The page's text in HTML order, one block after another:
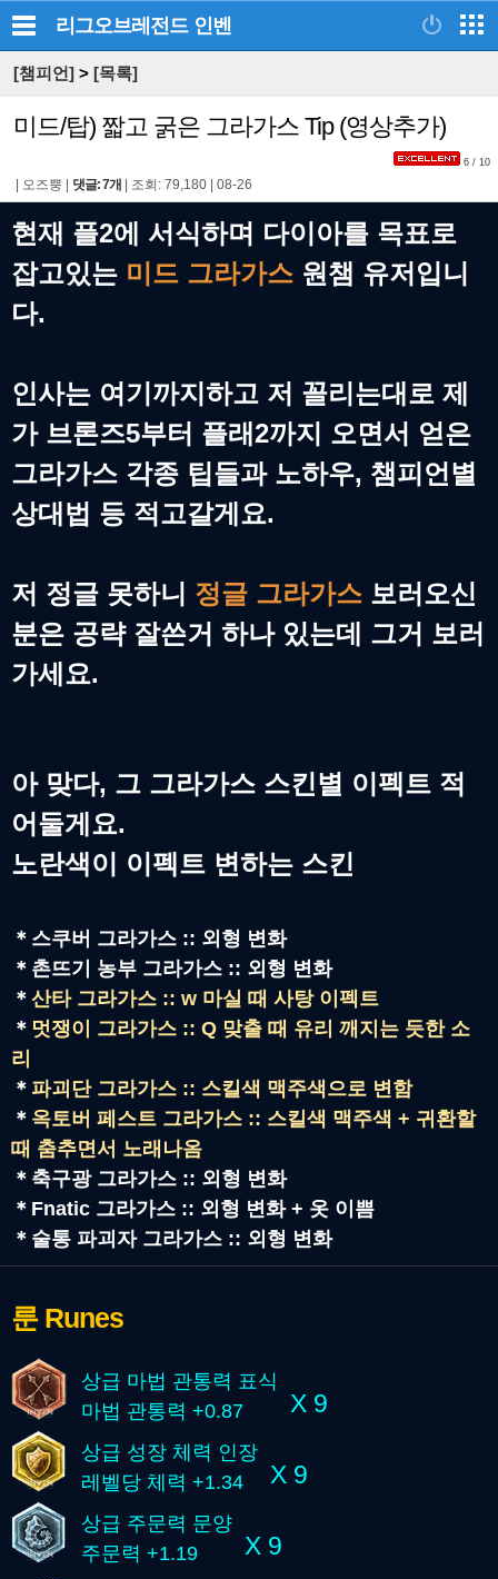
리그오브레전드 인벤
[챔피언] > [목록]
미드/탑) 짧고 굵은 그라가스 Tip (영상추가)
6 / 10
오즈뿡 댓글: 7개 조회: 79,180 08-26
현재 플2에 서식하며 다이아를 목표로
잡고있는 미드 그라가스 원챔 유저입니
다.
인사는 여기까지하고 저 꼴리는대로 제
가 브론즈5부터 플래2까지 오면서 얻은
그라가스 각종 팁들과 노하우, 챔피언별
상대법 등 적고갈게요.
저 정글 못하니 정글 그라가스 보러오신
분은 공략 잘쓴거 하나 있는데 그거 보러
가세요.
아 맞다, 그 그라가스 스킨별 이펙트 적
어둘게요.
노란색이 이펙트 변하는 스킨
＊스쿠버 그라가스 :: 외형 변화
＊ 촌뜨기 농부 그라가스 :: 외형 변화
＊ 산타 그라가스 :: w 마실 때 사탕 이펙트
＊ 멋쟁이 그라가스 :: Q 맞출 때 유리 깨지는 듯한 소
리
＊ 파괴단 그라가스 :: 스킬색 맥주색으로 변함
＊ 옥토버 페스트 그라가스 :: 스킬색 맥주색 + 귀환할
때 춤추면서 노래나옴
＊ 축구광 그라가스 :: 외형 변화
＊ Fnatic 그라가스 :: 외형 변화 + 옷 이쁨
＊ 술통 파괴자 그라가스 :: 외형 변화
룬 Runes
상급 마법 관통력 표식
마법 관통력 +0.87
X 9
상급 성장 체력 인장
레벨당 체력 +1.34
X 9
상급 주문력 문양
주문력 +1.19
X 9